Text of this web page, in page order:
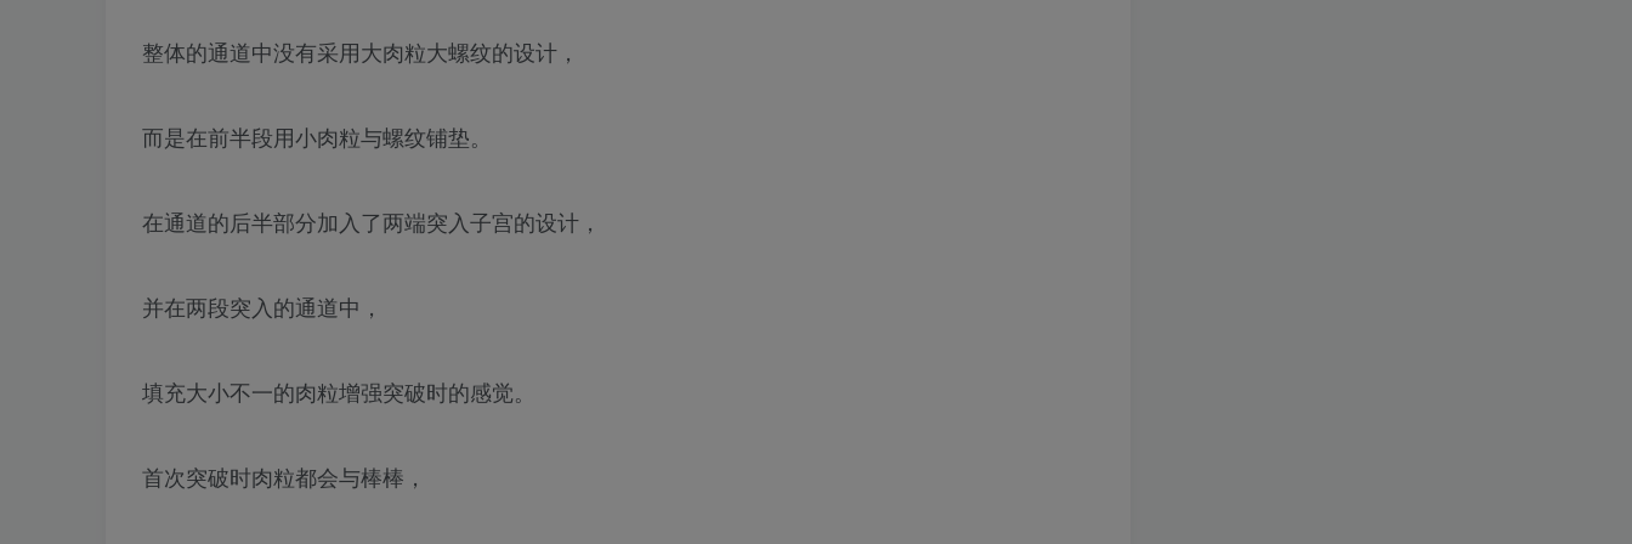
整体的通道中没有采用大肉粒大螺纹的设计，
而是在前半段用小肉粒与螺纹铺垫。
在通道的后半部分加入了两端突入子宫的设计，
并在两段突入的通道中，
填充大小不一的肉粒增强突破时的感觉。
首次突破时肉粒都会与棒棒，